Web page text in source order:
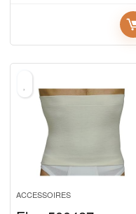
ACCESSOIRES